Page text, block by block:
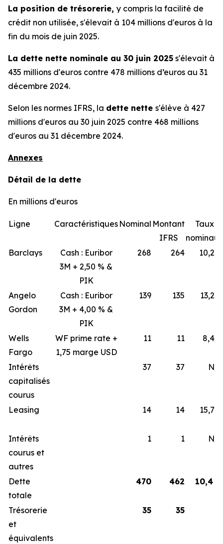
La position de trésorerie, y compris la facilité de
crédit non utilisée, s'élevait à 104 millions d'euros à la
fin du mois de juin 2025.
La dette nette nominale au 30 juin 2025 s'élevait à
435 millions d'euros contre 478 millions d’euros au 31
décembre 2024.
Selon les normes IFRS, la dette nette s'élève à 427
millions d'euros au 30 juin 2025 contre 468 millions
d'euros au 31 décembre 2024.
Annexes
Détail de la dette
En millions d'euros
Ligne Caractéristiques Nominal Montant
IFRS
Taux
nominaux
Barclays
Cash : Euribor
3M + 2,50 % &
PIK
268 264 10,2 %
Angelo
Gordon
Cash : Euribor
3M + 4,00 % &
PIK
139 135 13,2 %
Wells
Fargo
WF prime rate +
1,75 marge USD
11 11 8,4 %
Intérêts
capitalisés
courus
37 37 N/A
Leasing 14 14 15,7 %
Intérêts
courus et
autres
1 1 N/A
Dette
totale
470 462 10,4 %
Trésorerie
et
équivalents
35 35